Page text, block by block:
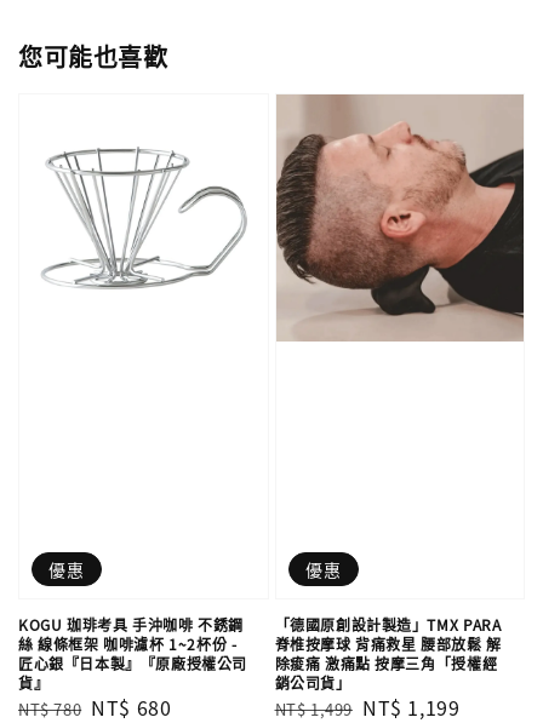
您可能也喜歡
優惠
KOGU 珈琲考具 手沖咖啡 不銹鋼
絲 線條框架 咖啡濾杯 1~2杯份 -
匠心銀『日本製』『原廠授權公司
貨』
Regular
NT$ 780 Sale
NT$ 680
優惠
「德國原創設計製造」TMX PARA
脊椎按摩球 背痛救星 腰部放鬆 解
除痠痛 激痛點 按摩三角「授權經
銷公司貨」
Regular
NT$ 1,499 Sale
NT$ 1,199